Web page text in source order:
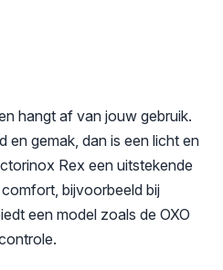
hangt af van jouw gebruik.
en gemak, dan is een licht en
Rex een uitstekende
bijvoorbeeld bij
een model zoals de OXO